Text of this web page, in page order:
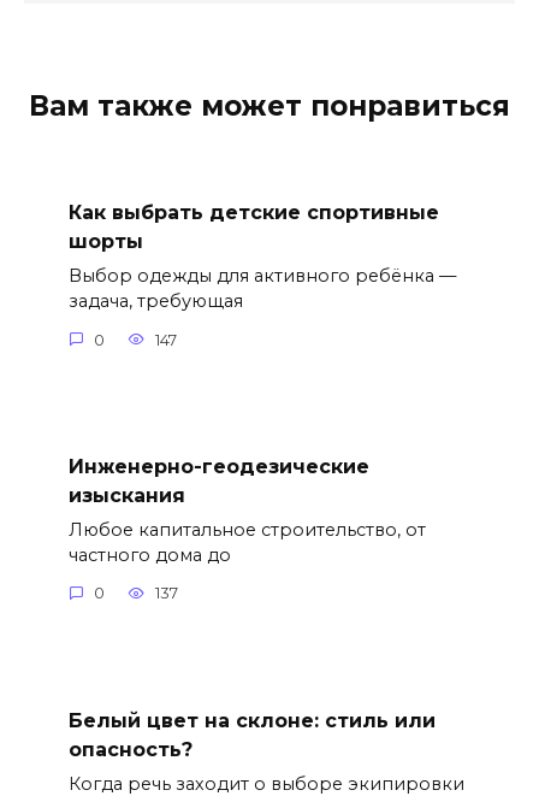
Вам также может понравиться
Как выбрать детские спортивные
шорты
Выбор одежды для активного ребёнка —
задача, требующая
0 147
Инженерно-геодезические
изыскания
Любое капитальное строительство, от
частного дома до
0 137
Белый цвет на склоне: стиль или
опасность?
Когда речь заходит о выборе экипировки